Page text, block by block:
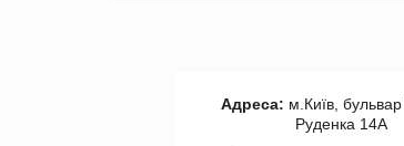
Адреса: м.Київ,
Руденка 14А